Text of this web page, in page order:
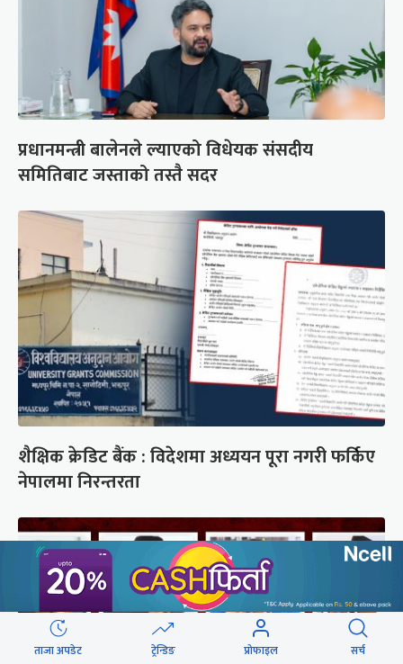
प्रधानमन्त्री बालेनले ल्याएको विधेयक संसदीय
समितिबाट जस्ताको तस्तै सदर
शैक्षिक क्रेडिट बैंक : विदेशमा अध्ययन पूरा नगरी फर्किए
नेपालमा निरन्तरता
ताजा अपडेट ट्रेन्डिङ प्रोफाइल सर्च